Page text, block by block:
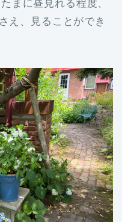
まに昼見れる程度、
え、見ることができ